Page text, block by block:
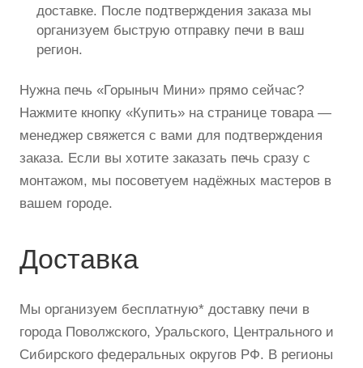
доставке. После подтверждения заказа мы
организуем быструю отправку печи в ваш
регион.
Нужна печь «Горыныч Мини» прямо сейчас?
Нажмите кнопку «Купить» на странице товара —
менеджер свяжется с вами для подтверждения
заказа. Если вы хотите заказать печь сразу с
монтажом, мы посоветуем надёжных мастеров в
вашем городе.
Доставка
Мы организуем бесплатную* доставку печи в
города Поволжского, Уральского, Центрального и
Сибирского федеральных округов РФ. В регионы